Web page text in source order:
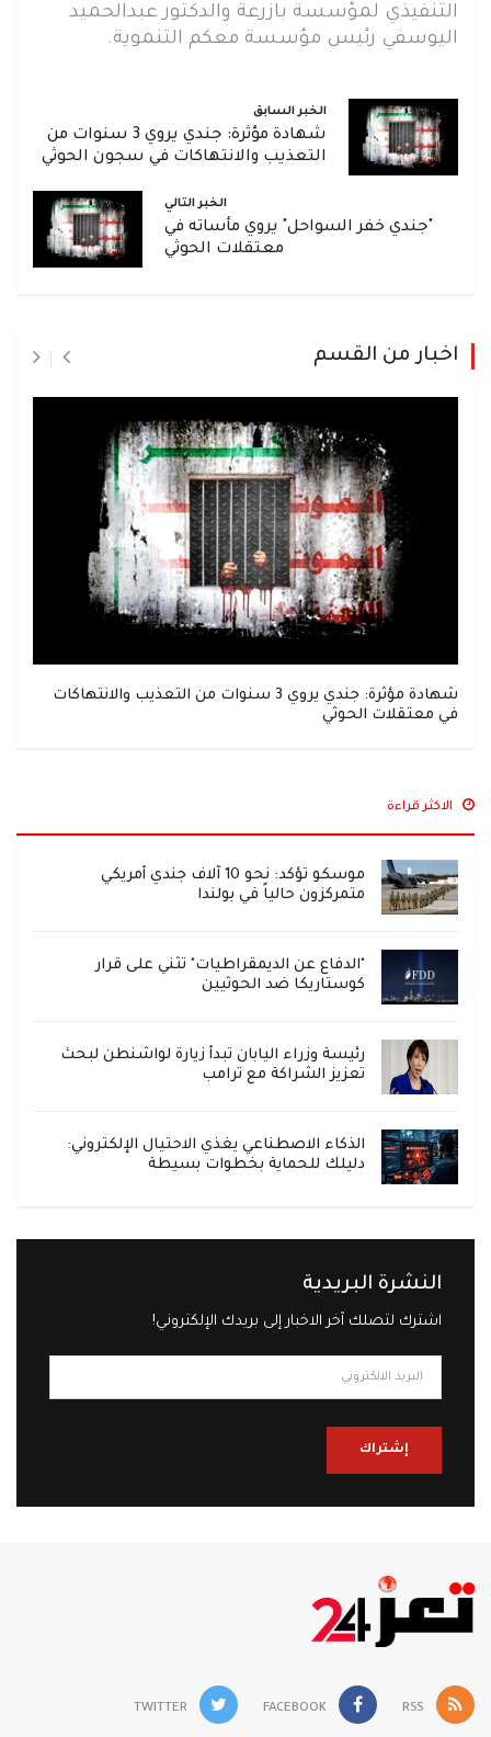
التنفيذي لمؤسسة بازرعة والدكتور عبدالحميد
اليوسفي رئيس مؤسسة معكم التنموية.
الخبر السابق
شهادة مؤثرة: جندي يروي 3 سنوات من
التعذيب والانتهاكات في سجون الحوثي
الخبر التالي
"جندي خفر السواحل" يروي مأساته في
معتقلات الحوثي
اخبار من القسم
شهادة مؤثرة: جندي يروي 3 سنوات من التعذيب والانتهاكات
في معتقلات الحوثي
الاكثر قراءة
موسكو تؤكد: نحو 10 آلاف جندي أمريكي
متمركزون حالياً في بولندا
"الدفاع عن الديمقراطيات" تثني على قرار
كوستاريكا ضد الحوثيين
رئيسة وزراء اليابان تبدأ زيارة لواشنطن لبحث
تعزيز الشراكة مع ترامب
الذكاء الاصطناعي يغذي الاحتيال الإلكتروني:
دليلك للحماية بخطوات بسيطة
النشرة البريدية
اشترك لتصلك آخر الاخبار إلى بريدك الإلكتروني!
إشتراك
RSS
FACEBOOK
TWITTER